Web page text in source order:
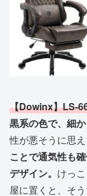
【Dowinx】‎LS-
黒系の色で、細
性が悪そうに思え
ことで通気性も
デザイン。 けっ
屋に置くと、そ